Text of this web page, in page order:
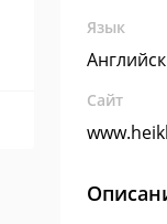
Язык
Сайт